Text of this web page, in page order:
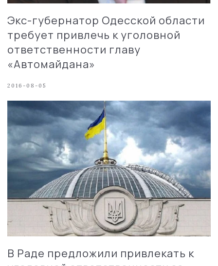
Экс-губернатор Одесской области
требует привлечь к уголовной
ответственности главу
«Автомайдана»
2016-08-05
В Раде предложили привлекать к